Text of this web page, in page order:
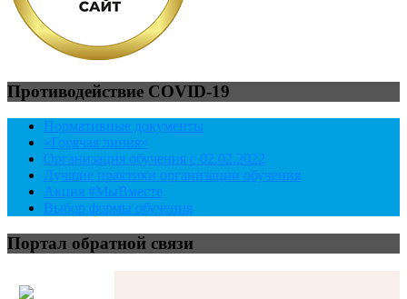
Противодействие COVID-19
Нормативные документы
«Горячая линия»
Организация обучения с 02.02.2022
Лучшие практики организации обучения
Акция #МыВместе
Выбор формы обучения
Портал обратной связи